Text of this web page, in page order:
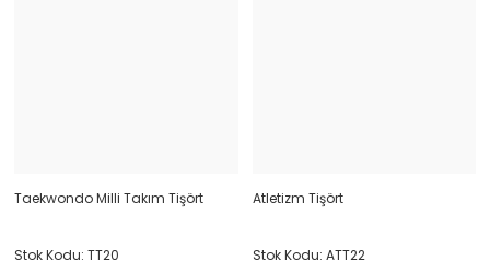
Taekwondo Milli Takım Tişört
Stok Kodu: TT20
Atletizm Tişört
Stok Kodu: ATT22